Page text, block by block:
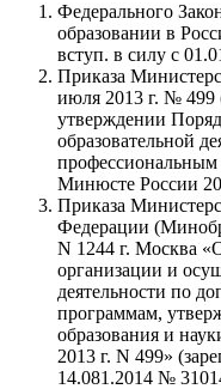
Федерального
образовании в
вступ. в силу с
Приказа
июля 2013 г. № 499
утверждении
образовательной
профессиональным
Минюсте России
Приказа
Федерации
N 1244 г. Москва
организации и
деятельности по
программам,
образования и
2013 г. N 499»
14.081.2014 №